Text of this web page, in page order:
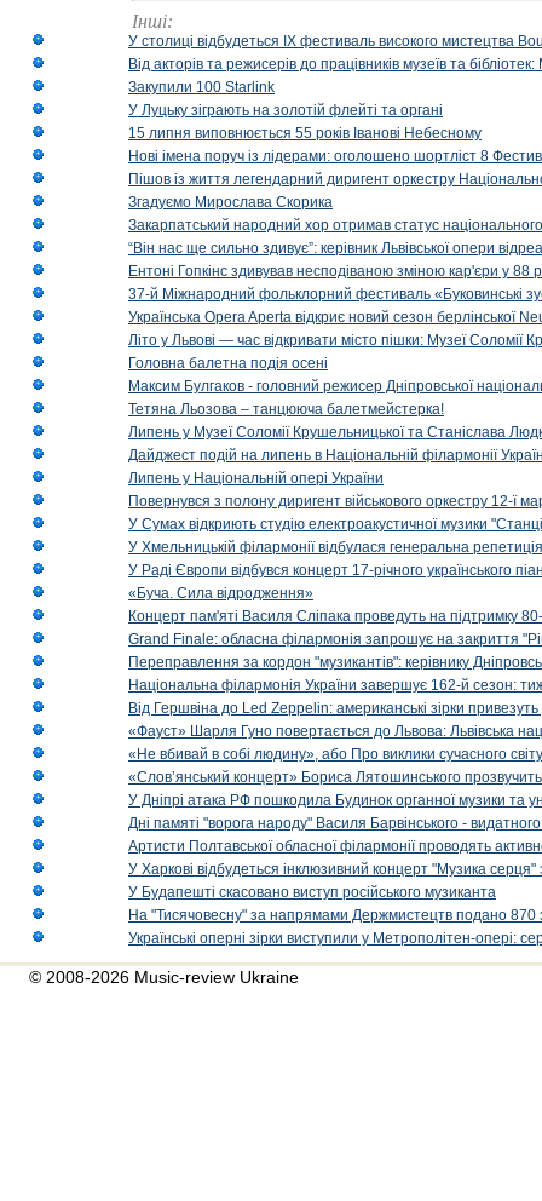
Інші:
У столиці відбудеться IX фестиваль високого мистецтва
Від акторів та режисерів до працівників музеїв та
Закупили 100 Starlink
У Луцьку зіграють на золотій флейті та органі
15 липня виповнюється 55 років Іванові Небесному
Нові імена поруч із лідерами: оголошено шортліст 8
Пішов із життя легендарний диригент оркестру
Згадуємо Мирослава Скорика
Закарпатський народний хор отримав статус національного
“Він нас ще сильно здивує”: керівник Львівської опери
Ентоні Гопкінс здивував несподіваною зміною кар'єри у 88
37-й Міжнародний фольклорний фестиваль «Буковинські
Українська Opera Aperta відкриє новий сезон берлінської
Літо у Львові — час відкривати місто пішки: Музеї Соломії
Головна балетна подія осені
Максим Булгаков - головний режисер Дніпровської
Тетяна Льозова – танцююча балетмейстерка!
Липень у Музеї Соломії Крушельницької та Станіслава
Дайджест подій на липень в Національній філармонії
Липень у Національній опері України
Повернувся з полону диригент військового оркестру 12-ї
У Сумах відкриють студію електроакустичної музики
У Хмельницькій філармонії відбулася генеральна
У Раді Європи відбувся концерт 17-річного українського
«Буча. Сила відродження»
Концерт пам'яті Василя Сліпака проведуть на підтримку
Grand Finale: обласна філармонія запрошує на закриття
Переправлення за кордон "музикантів": керівнику
Національна філармонія України завершує 162-й сезон:
Від Гершвіна до Led Zeppelin: американські зірки
«Фауст» Шарля Гуно повертається до Львова: Львівська
«Не вбивай в собі людину», або Про виклики сучасного світу
«Слов’янський концерт» Бориса Лятошинського
У Дніпрі атака РФ пошкодила Будинок органної музики та
Дні памяті "ворога народу" Василя Барвінського -
Артисти Полтавської обласної філармонії проводять
У Харкові відбудеться інклюзивний концерт "Музика
У Будапешті скасовано виступ російського музиканта
На "Тисячовесну" за напрямами Держмистецтв подано 870
Українські оперні зірки виступили у Метрополітен-опері:
© 2008-2026 Music-review Ukraine